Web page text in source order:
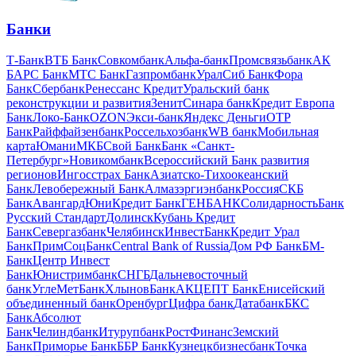
Банки
Т-БанкВТБ БанкСовкомбанкАльфа-банкПромсвязьбанкАК
БАРС БанкМТС БанкГазпромбанкУралСиб БанкФора
БанкСбербанкРенессанс КредитУральский банк
реконструкции и развитияЗенитСинара банкКредит Европа
БанкЛоко-БанкOZONЭкси-банкЯндекс ДеньгиOTP
БанкРайффайзенбанкРоссельхозбанкWB банкМобильная
картаЮманиМКБСвой БанкБанк «Санкт-
Петербург»НовикомбанкВсероссийский Банк развития
регионовИнгосстрах БанкАзиатско-Тихоокеанский
БанкЛевобережный БанкАлмазэргиэнбанкРоссияСКБ
БанкАвангардЮниКредит БанкГЕНБАНКСолидарностьБанк
Русский СтандартДолинскКубань Кредит
БанкСевергазбанкЧелябинскИнвестБанкКредит Урал
БанкПримСоцБанкCentral Bank of RussiaДом РФ БанкБМ-
БанкЦентр Инвест
БанкЮнистримбанкСНГБДальневосточный
банкУглеМетБанкХлыновБанкАКЦЕПТ БанкЕнисейский
объединенный банкОренбургЦифра банкДатабанкБКС
БанкАбсолют
БанкЧелиндбанкИтурупбанкРостФинансЗемский
БанкПриморье БанкББР БанкКузнецкбизнесбанкТочка